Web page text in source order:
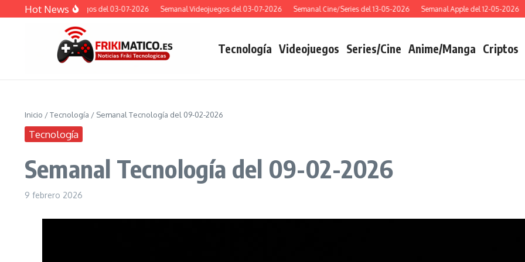
Saltar al contenido
Hot News
Semanal Videojuegos del 03-07-2026 Semanal Videojuegos del 03-07-2026 Semanal Cine/Series del 13-05-2026 Semanal Apple del 12-05-2026
Tecnología Videojuegos Series/Cine Anime/Manga Criptos
Inicio /Tecnología / Semanal Tecnología del 09-02-2026
Tecnología
Semanal Tecnología del 09-02-2026
9 febrero 2026